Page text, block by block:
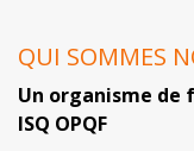
QUI SOMMES
Un organisme
ISQ OPQF